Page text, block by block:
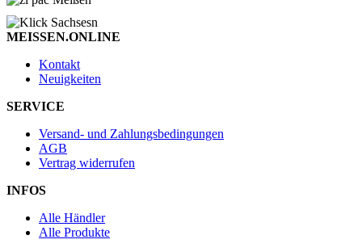
MEISSEN.ONLINE
Kontakt
Neuigkeiten
SERVICE
Versand- und Zahlungsbedingungen
AGB
Vertrag widerrufen
INFOS
Alle Händler
Alle Produkte